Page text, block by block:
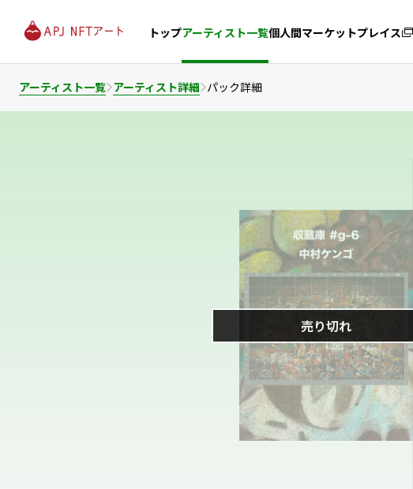
トップアーティスト一覧個人間マーケットプレイス
アーティスト一覧 アーティスト詳細 パック詳細
売り切れ